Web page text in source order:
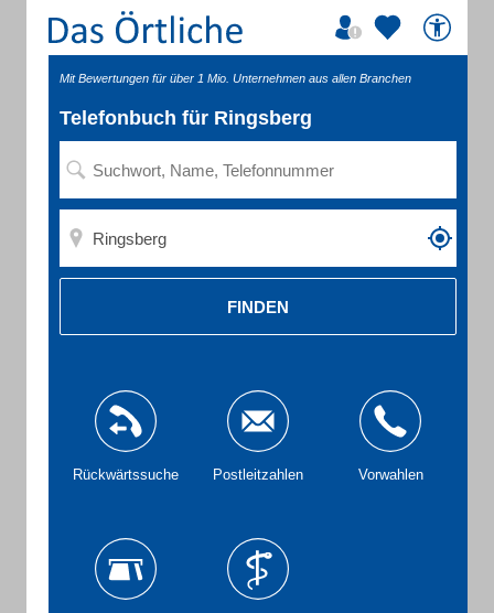
Mit Bewertungen für über 1 Mio. Unternehmen aus allen Branchen
Telefonbuch für Ringsberg
FINDEN
Rückwärtssuche Postleitzahlen Vorwahlen